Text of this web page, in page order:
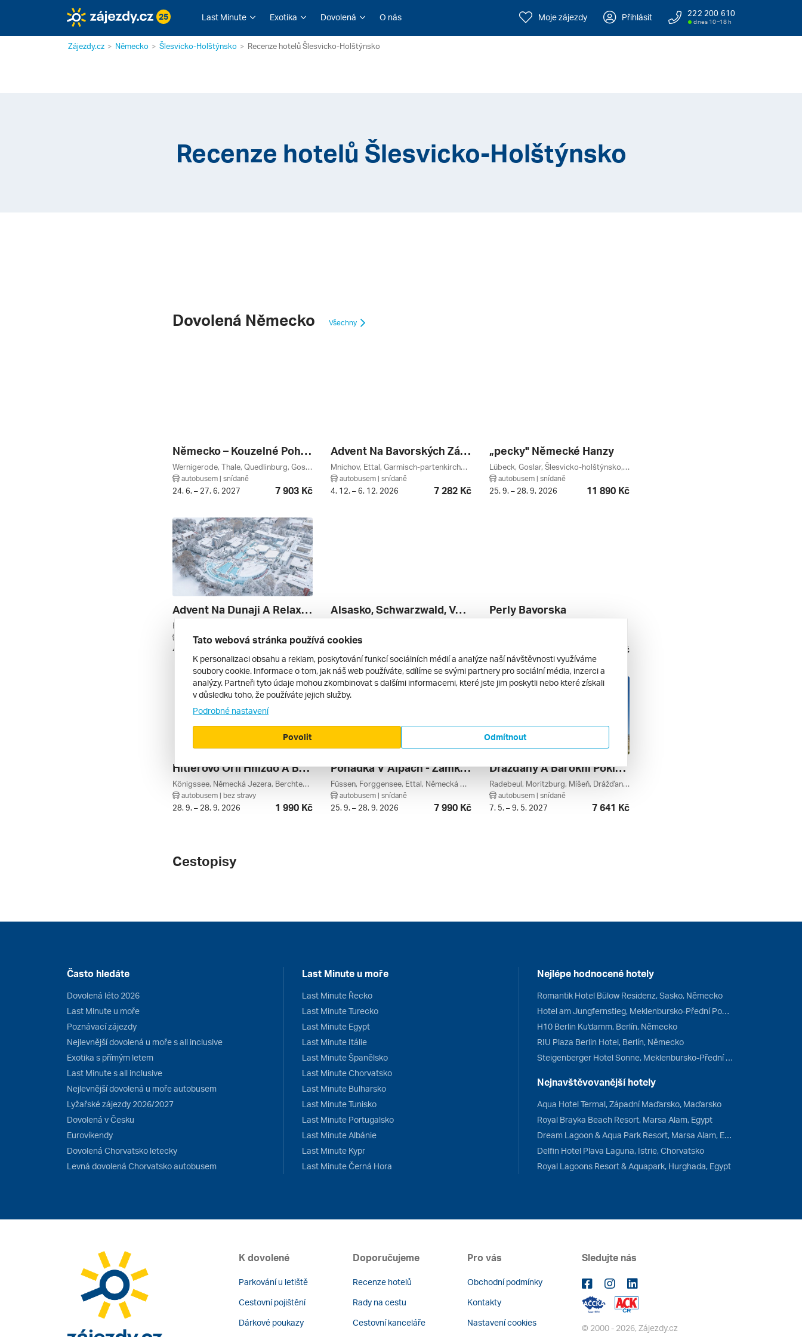
25 Last Minute Exotika Dovolená O nás Moje zájezdy Přihlásit 222 200 610
dnes 10–18 h
Zájezdy.cz Německo Šlesvicko-Holštýnsko Recenze hotelů Šlesvicko-Holštýnsko
Recenze hotelů Šlesvicko-Holštýnsko
Dovolená Německo Všechny
Německo – Kouzelné Pohoří Harz, Brocken
Wernigerode, Thale, Quedlinburg, Goslar, Sasko-anhaltsko, Harz, Dolní Sasko, Německo
autobusem | snídaně
24. 6. – 27. 6. 2027 7 903 Kč
Advent Na Bavorských Zámkoch
Mnichov, Ettal, Garmisch-partenkirchen, Bavorsko, Německo
autobusem | snídaně
4. 12. – 6. 12. 2026 7 282 Kč
„pecky" Německé Hanzy
Lübeck, Goslar, Šlesvicko-holštýnsko, Harz, Hamburk, Dolní Sasko, Brémy, Německo
autobusem | snídaně
25. 9. – 28. 9. 2026 11 890 Kč
Advent Na Dunaji A Relax V Termálech Bad Fussing
autobusem | snídaně
4. 12. – 6. 12. 2026 6 950 Kč
Alsasko, Schwarzwald, Vogézy, Zážitky Na Vinné Stezce A Slavnost Chryzanthem **
autobusem | snídaně
Perly Bavorska
4 890 Kč
Hitlerovo Orlí Hnízdo A Berchtesgadensko
Königssee, Německá Jezera, Berchtesgaden, Bavorsko, Německo
autobusem | bez stravy
28. 9. – 28. 9. 2026 1 990 Kč
Pohádka V Alpách - Zámky Ludvíka Ii. Bavorského
Füssen, Forggensee, Ettal, Německá Jezera, Garmisch-partenkirchen, Bavorsko, Allgäu, Německo
autobusem | snídaně
25. 9. – 28. 9. 2026 7 990 Kč
Drážďany A Barokní Poklady Saska
Radebeul, Moritzburg, Míšeň, Drážďany, Sasko, Německo
autobusem | snídaně
7. 5. – 9. 5. 2027 7 641 Kč
Cestopisy
Často hledáte
Dovolená léto 2026
Last Minute u moře
Poznávací zájezdy
Nejlevnější dovolená u moře s all inclusive
Exotika s přímým letem
Last Minute s all inclusive
Nejlevnější dovolená u moře autobusem
Lyžařské zájezdy 2026/2027
Dovolená v Česku
Eurovíkendy
Dovolená Chorvatsko letecky
Levná dovolená Chorvatsko autobusem
Last Minute u moře
Last Minute Řecko
Last Minute Turecko
Last Minute Egypt
Last Minute Itálie
Last Minute Španělsko
Last Minute Chorvatsko
Last Minute Bulharsko
Last Minute Tunisko
Last Minute Portugalsko
Last Minute Albánie
Last Minute Kypr
Last Minute Černá Hora
Nejlépe hodnocené hotely
Romantik Hotel Bülow Residenz, Sasko, Německo
Hotel am Jungfernstieg, Meklenbursko-Přední Pomořansko, Německo
H10 Berlin Ku'damm, Berlín, Německo
RIU Plaza Berlin Hotel, Berlín, Německo
Steigenberger Hotel Sonne, Meklenbursko-Přední Pomořansko, Německo
Nejnavštěvovanější hotely
Aqua Hotel Termal, Západní Maďarsko, Maďarsko
Royal Brayka Beach Resort, Marsa Alam, Egypt
Dream Lagoon & Aqua Park Resort, Marsa Alam, Egypt
Delfin Hotel Plava Laguna, Istrie, Chorvatsko
Royal Lagoons Resort & Aquapark, Hurghada, Egypt
K dovolené
Parkování u letiště
Cestovní pojištění
Dárkové poukazy
Doporučujeme
Recenze hotelů
Rady na cestu
Cestovní kanceláře
Pro vás
Obchodní podmínky
Kontakty
Nastavení cookies
Sledujte nás
© 2000 - 2026, Zájezdy.cz
Tato webová stránka používá cookies
K personalizaci obsahu a reklam, poskytování funkcí sociálních médií a analýze naší návštěvnosti využíváme
soubory cookie. Informace o tom, jak náš web používáte, sdílíme se svými partnery pro sociální média, inzerci a
analýzy. Partneři tyto údaje mohou zkombinovat s dalšími informacemi, které jste jim poskytli nebo které získali
v důsledku toho, že používáte jejich služby.
Podrobné nastavení
Odmítnout
Povolit